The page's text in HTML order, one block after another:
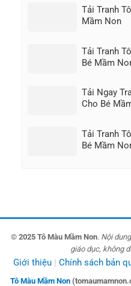
Tải Tranh
Mầm Non
Tải Tranh
Bé Mầm
Tải Ngay
Cho Bé
Tải Tranh
Bé Mầm
© 2025 Tô Màu Mầm Non. Nội
giáo dục, không
Giới thiệu Chính sách bản
Tô Màu Mầm Non